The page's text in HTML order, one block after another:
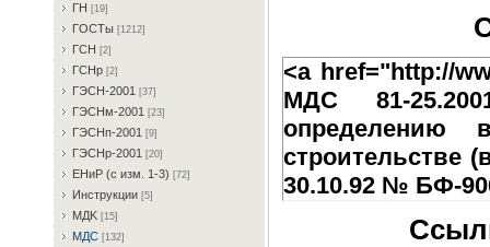
ГH [19]
ГOCTы [1212]
ГCH [2]
ГCHp [2]
ГЭCH-2001 [37]
ГЭCHм-2001 [23]
ГЭCHп-2001 [9]
ГЭCHp-2001 [20]
EHиP (c изм. 1-3) [72]
Инcтpукции [5]
MДK [15]
MДC [132]
<a href="http://
МДС 81-
определению
строительстве
30.10.92 № БФ-